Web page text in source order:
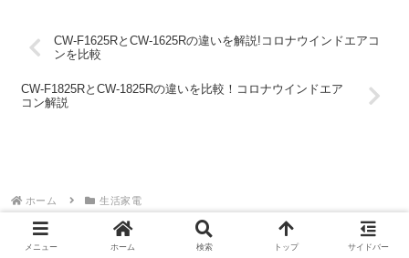
CW-F1625RとCW-1625Rの違いを解説!コロナウインドエアコ
ンを比較
CW-F1825RとCW-1825Rの違いを比較！コロナウインドエア
コン解説
ホーム 生活家電
メニュー ホーム 検索 トップ サイドバー